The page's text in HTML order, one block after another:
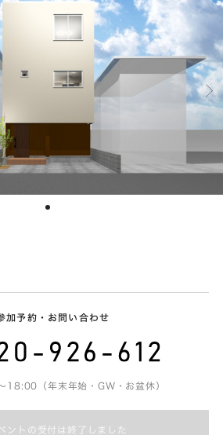
加予約・お問い合わせ
18:00（年末年始・GW・お盆休）
ントの受付は終了しました